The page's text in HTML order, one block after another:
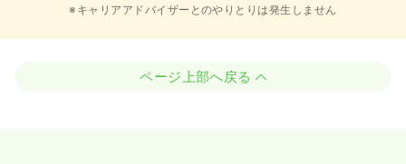
※キャリアアドバイザーとのやりとりは発生しません
ページ上部へ戻る